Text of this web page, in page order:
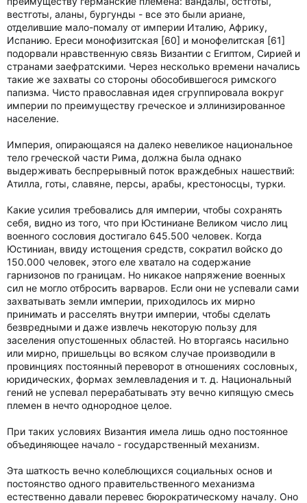
вестготы, аланы, бургунды - все это были ариане,
отделившие мало-помалу от империи Италию, Африку,
Испанию. Ереси монофизитская [60] и монофелитская [61]
подорвали нравственную связь Византии с Египтом, Сирией и
странами заефратскими. Через несколько времени начались
такие же захваты со стороны обособившегося римского
папизма. Чисто православная идея сгруппировала вокруг
империи по преимуществу греческое и эллинизированное
население.
Империя, опирающаяся на далеко невеликое национальное
тело греческой части Рима, должна была однако
выдерживать беспрерывный поток враждебных нашествий:
Атилла, готы, славяне, персы, арабы, крестоносцы, турки.
Какие усилия требовались для империи, чтобы сохранять
себя, видно из того, что при Юстиниане Великом число лиц
военного сословия достигало 645.500 человек. Когда
Юстиниан, ввиду истощения средств, сократил войско до
150.000 человек, этого еле хватало на содержание
гарнизонов по границам. Но никакое напряжение военных
сил не могло отбросить варваров. Если они не успевали сами
захватывать земли империи, приходилось их мирно
принимать и расселять внутри империи, чтобы сделать
безвредными и даже извлечь некоторую пользу для
заселения опустошенных областей. Но вторгаясь насильно
или мирно, пришельцы во всяком случае производили в
провинциях постоянный переворот в отношениях сословных,
юридических, формах землевладения и т. д. Национальный
гений не успевал перерабатывать эту вечно кипящую смесь
племен в нечто однородное целое.
При таких условиях Византия имела лишь одно постоянное
объединяющее начало - государственный механизм.
Эта шаткость вечно колеблющихся социальных основ и
постоянство одного правительственного механизма
естественно давали перевес бюрократическому началу. Оно